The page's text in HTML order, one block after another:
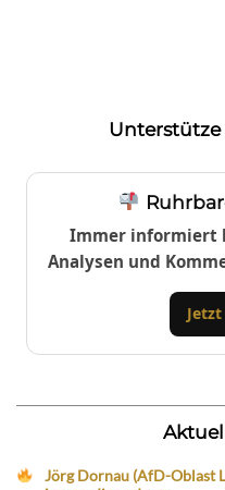
Immer informiert
Analysen und
Jörg Dornau (AfD-Oblast